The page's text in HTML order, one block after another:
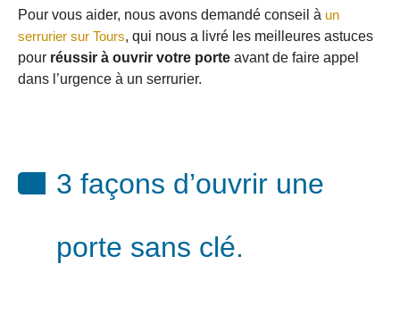
Pour vous aider, nous avons demandé conseil à un
serrurier sur Tours, qui nous a livré les meilleures astuces
pour réussir à ouvrir votre porte avant de faire appel
dans l’urgence à un serrurier.
3 façons d’ouvrir une
porte sans clé.